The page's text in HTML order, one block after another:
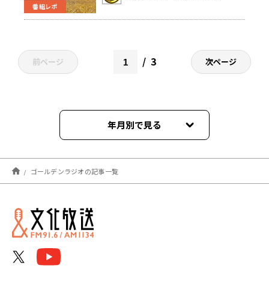
番組レポ
前ページ 3 次ページ
年月別で見る
2026年08月
2026年07月
2026年06月
ゴールデンラジオの記事一覧